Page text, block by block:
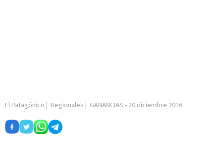
El Patagónico | Regionales | GANANCIAS - 20 diciembre 2016